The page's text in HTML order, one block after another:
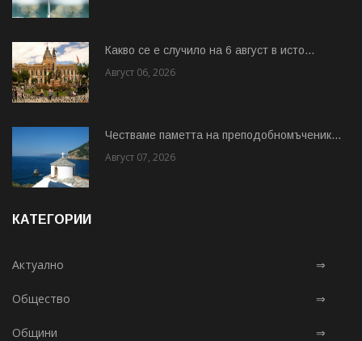
Какво се е случило на 6 август в исто...
Август 06, 2026
Честваме паметта на преподобномъченик...
Август 07, 2026
КАТЕГОРИИ
Актуално ⇒
Общество ⇒
Общини ⇒